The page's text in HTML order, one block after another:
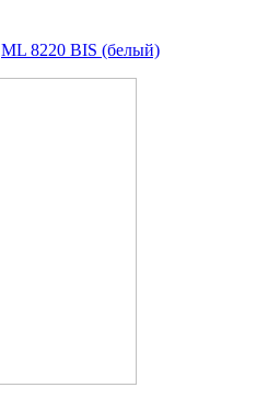
ML 8220 BIS (белый)